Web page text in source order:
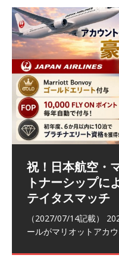
祝！日本航空・
トナーシップに
テイタスマッチ
（2027/07/14記載）
ールがマリオットアカ
ラウンジ 華 那
（2026/06/07記載）
た際に利用した。 こち
The Coral
ンナプーム国際
(2026/01)
（2026/03/31記載）
ェンマイに行く際に利
日本航空 羽田
クラスラウンジ
（2026/03/18記載）
～バンコクの移動の際
バンコクエアウ
ム国際空港国内
（2026/03/13記載）
ェンマイに向かう際に